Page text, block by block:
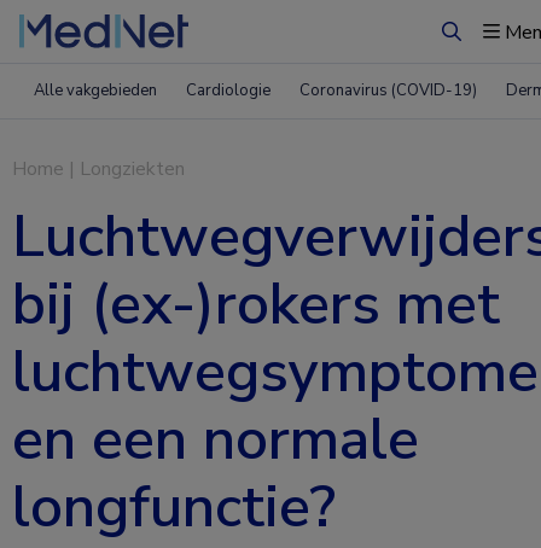
Zoeken
Alle vakgebieden Cardiologie Coronavirus (COVID-19)
Home | Longziekten
bij (ex-)rokers met
en een normale
longfunctie?